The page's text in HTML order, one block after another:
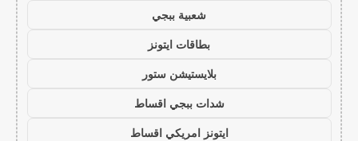
شعبية ببجي
بطاقات ايتونز
بلايستيشن ستور
شدات ببجي اقساط
ايتونز امريكي اقساط